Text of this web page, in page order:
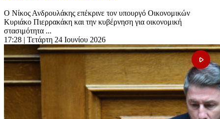
Ο Νίκος Ανδρουλάκης επέκρινε τον υπουργό Οικονομικών
Κυριάκο Πιερρακάκη και την κυβέρνηση για οικονομική
στασιμότητα ...
17:28 | Τετάρτη 24 Ιουνίου 2026